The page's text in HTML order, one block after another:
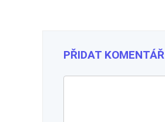
PŘIDAT KOMENTÁŘ